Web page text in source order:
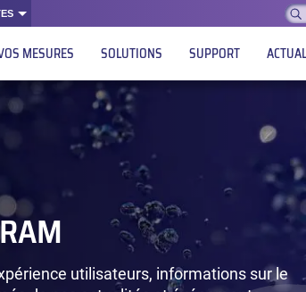
OK
MESURES SOLUTIONS SUPPORT
utilisateurs, informations sur le